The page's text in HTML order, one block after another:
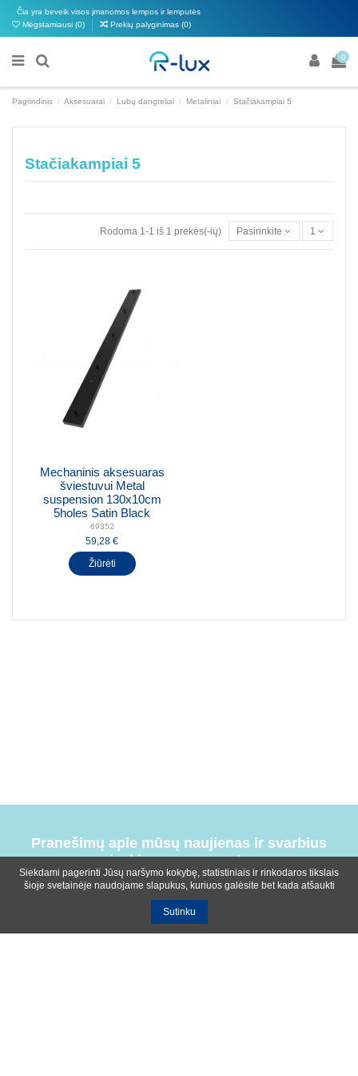
Čia yra beveik visos įmanomos lempos ir lemputės
Mėgstamiausi (0) Prekių palyginimas (0)
0
Pagrindinis Aksesuarai Lubų dangteliai Metaliniai Stačiakampiai 5
Stačiakampiai 5
Rodoma 1-1 iš 1 prekės(-ių) Pasirinkite 1
Mechaninis aksesuaras
šviestuvui Metal
suspension 130x10cm
5holes Satin Black
69352
59,28 €
Žiūrėti
Pranešimų apie mūsų naujienas ir svarbius
įvykius prenumerata
Siekdami pagerinti Jūsų naršymo kokybę, statistiniais ir rinkodaros tikslais
šioje svetainėje naudojame slapukus, kuriuos galėsite bet kada atšaukti
Sutinku